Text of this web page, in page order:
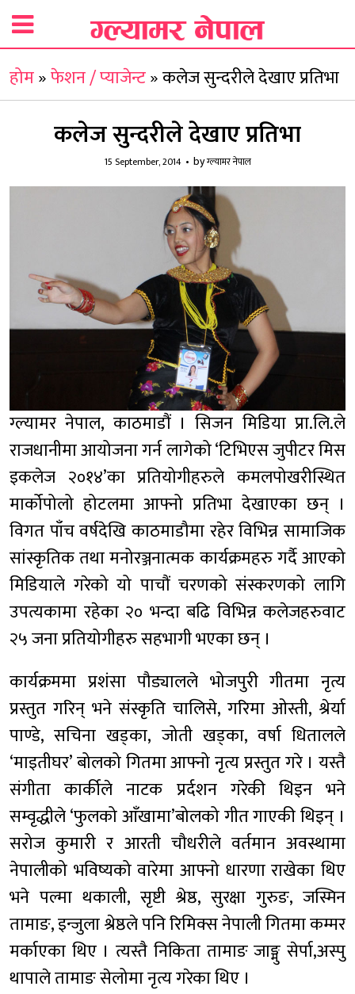
होम»फेशन / प्याजेन्ट»कलेज सुन्दरीले देखाए प्रतिभा
कलेज सुन्दरीले देखाए प्रतिभा
15 September, 2014 byग्ल्यामर नेपाल
ग्ल्यामर नेपाल, काठमाडौं । सिजन मिडिया प्रा.लि.ले
राजधानीमा आयोजना गर्न लागेको ‘टिभिएस जुपीटर मिस
इकलेज २०१४’का प्रतियोगीहरुले कमलपोखरीस्थित
मार्कोपोलो होटलमा आफ्नो प्रतिभा देखाएका छन् ।
विगत पाँच वर्षदेखि काठमाडौमा रहेर विभिन्न सामाजिक
सांस्कृतिक तथा मनोरञ्जनात्मक कार्यक्रमहरु गर्दै आएको
मिडियाले गरेको यो पाचौं चरणको संस्करणको लागि
उपत्यकामा रहेका २० भन्दा बढि विभिन्न कलेजहरुवाट
२५ जना प्रतियोगीहरु सहभागी भएका छन् ।
कार्यक्रममा प्रशंसा पौड्यालले भोजपुरी गीतमा नृत्य
प्रस्तुत गरिन् भने संस्कृति चालिसे, गरिमा ओस्ती, श्रेर्या
पाण्डे, सचिना खड्का, जोती खड्का, वर्षा धितालले
‘माइतीघर’ बोलको गितमा आफ्नो नृत्य प्रस्तुत गरे । यस्तै
संगीता कार्कीले नाटक प्रर्दशन गरेकी थिइन भने
सम्वृद्धीले ‘फुलको आँखामा’बोलको गीत गाएकी थिइन् ।
सरोज कुमारी र आरती चौधरीले वर्तमान अवस्थामा
नेपालीको भविष्यको वारेमा आफ्नो धारणा राखेका थिए
भने पल्मा थकाली, सृष्टी श्रेष्ठ, सुरक्षा गुरुङ, जस्मिन
तामाङ, इन्जुला श्रेष्ठले पनि रिमिक्स नेपाली गितमा कम्मर
मर्काएका थिए । त्यस्तै निकिता तामाङ जाङ्मु सेर्पा,अस्पु
थापाले तामाङ सेलोमा नृत्य गरेका थिए ।